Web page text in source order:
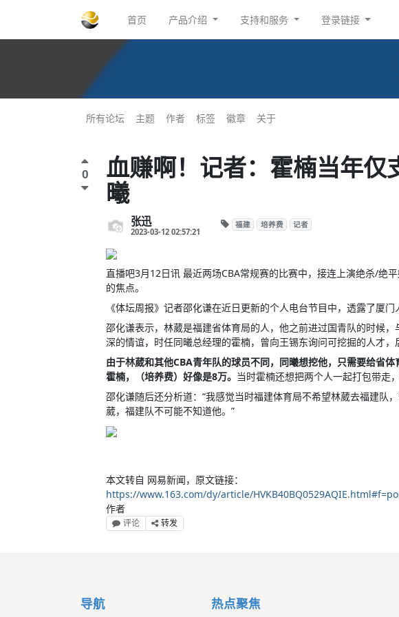
首页 产品介绍 支持和服务 登录链接
所有论坛 主题 作者 标签 徽章 关于
0 血赚啊！记者：霍楠当年
曦
张迅
2023-03-12 02:57:21
福建 培养费 记者
直播吧3月12日讯 最近两场CBA常规赛的比赛中，接连上演绝杀/绝
的焦点。
《体坛周报》记者邵化谦在近日更新的个人电台节目中，透露了厦门
邵化谦表示，林葳是福建省体育局的人，他之前进过国青队的时候
深的情谊，时任同曦总经理的霍楠，曾向王锡东询问可挖掘的人才，
由于林葳和其他CBA青年队的球员不同，同曦想挖他，只需要给省
霍楠，（培养费）好像是8万。 当时霍楠还想把两个人一起打包带走
邵化谦随后还分析道：“我感觉当时福建体育局不希望林葳去福建队
葳，福建队不可能不知道他。”
本文转自 网易新闻，原文链接：
https://www.163.com/dy/article/
作者
评论 转发
导航 热点聚焦